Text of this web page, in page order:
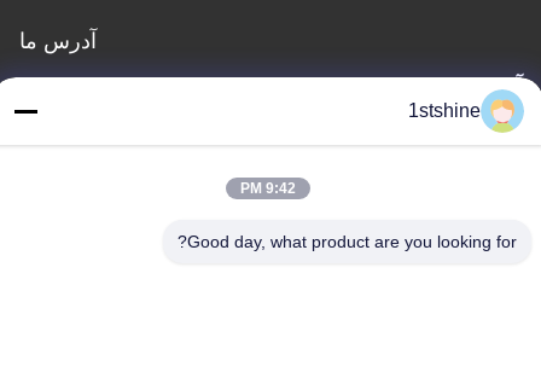
آدرس ما
آدرس
شماره 126، خیابان ژونگ هنگ، روستای بائویو، شهر هنگلان، شهر
ژونگشان، استان گوانگدونگ، چین
1stshine
9:42 PM
Good day, what product are you looking for?